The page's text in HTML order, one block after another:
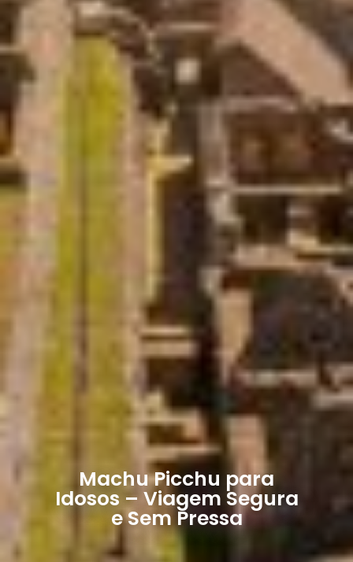
Machu Picchu para
Idosos – Viagem Segura
e Sem Pressa